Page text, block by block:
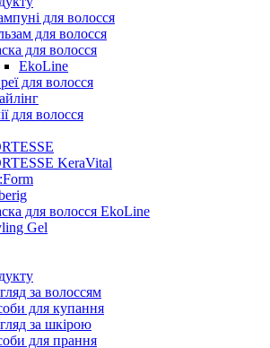
для волосся
для волосся
для волосся
EkoLine
для волосся
для волосся
KeraVital
для волосся EkoLine
Gel
за волоссям
для купання
за шкірою
для прання